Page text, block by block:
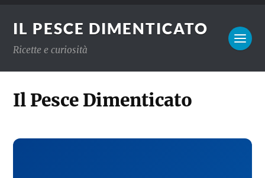
IL PESCE DIMENTICATO
Ricette e curiosità
Il Pesce Dimenticato